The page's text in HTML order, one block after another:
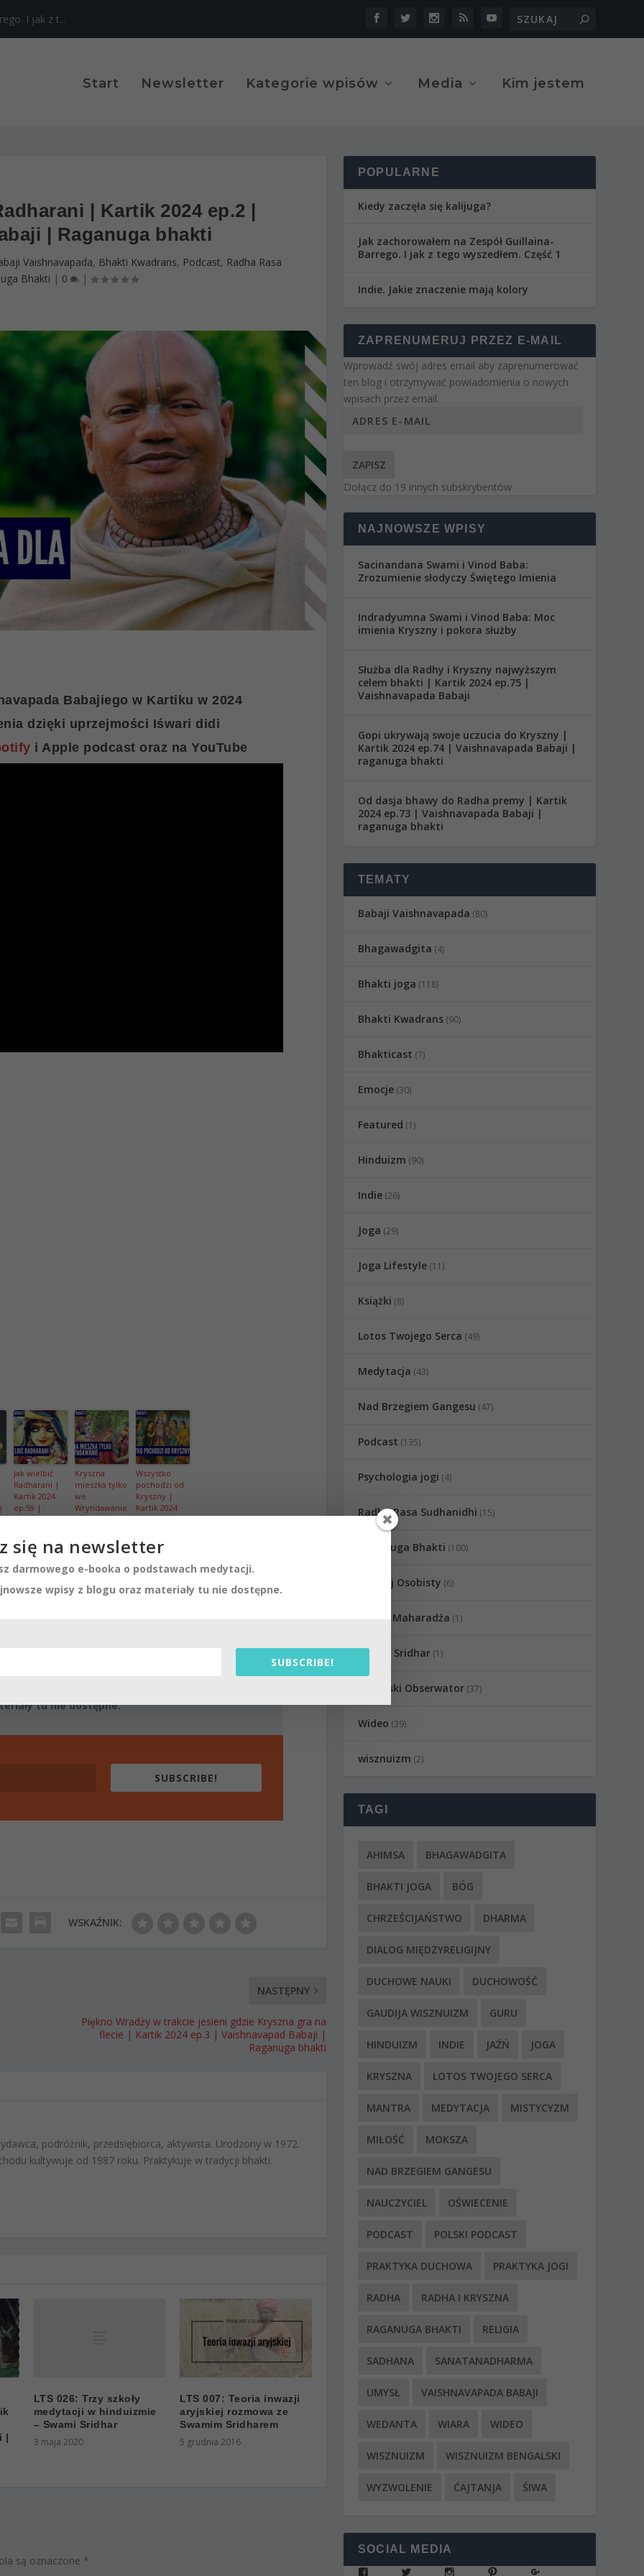
I jak z t...
Start Newsletter Kategorie wpisów Media Kim jestem
| Kartik 2024 ep.2 |
| Raganuga bhakti
Vaishnavapada, Bhakti Kwadrans, Podcast, Radha Rasa
Bhakti | 0 |
Babajiego w Kartiku w 2024
dzięki uprzejmości Iśwari didi
i Apple podcast oraz na YouTube
Jak wielbić
Radharani |
Kartik 2024
ep.59 |
Vaishnavapad
raganuga
bhakti
Kryszna
mieszka tylko
we
Wryndawanie
| Kartik 2024
Vaishnavapad
a Babaji |
raganuga
Wszystko
pochodzi od
Kryszny |
Kartik 2024
ep.50 |
a Babaji |
raganuga
bhakti
medytacji.
tu nie dostępne.
SUBSCRIBE!
WSKAŹNIK:
NASTĘPNY
Piękno Wradży w trakcie jesieni gdzie Kryszna gra na
flecie | Kartik 2024 ep.3 | Vaishnavapad Babaji |
Raganuga bhakti
podróżnik, przedsiębiorca, aktywista. Urodzony w 1972.
kultywuje od 1987 roku. Praktykuje w tradycji bhakti.
|
LTS 026: Trzy szkoły
medytacji w hinduizmie
– Swami Sridhar
3 maja 2020
LTS 007: Teoria inwazji
aryjskiej rozmowa ze
Swamim Sridharem
5 grudnia 2016
są oznaczone *
POPULARNE
Kiedy zaczęła się kalijuga?
Jak zachorowałem na Zespół Guillaina-
Barrego. I jak z tego wyszedłem. Część 1
Indie. Jakie znaczenie mają kolory
ZAPRENUMERUJ PRZEZ E-MAIL
Wprowadź swój adres email aby zaprenumerować
ten blog i otrzymywać powiadomienia o nowych
wpisach przez email.
ZAPISZ
Dołącz do 19 innych subskrybentów
NAJNOWSZE WPISY
Sacinandana Swami i Vinod Baba:
Zrozumienie słodyczy Świętego Imienia
Indradyumna Swami i Vinod Baba: Moc
imienia Kryszny i pokora służby
Służba dla Radhy i Kryszny najwyższym
celem bhakti | Kartik 2024 ep.75 |
Vaishnavapada Babaji
Gopi ukrywają swoje uczucia do Kryszny |
Kartik 2024 ep.74 | Vaishnavapada Babaji |
raganuga bhakti
Od dasja bhawy do Radha premy | Kartik
2024 ep.73 | Vaishnavapada Babaji |
raganuga bhakti
TEMATY
Babaji Vaishnavapada (80)
Bhagawadgita (4)
Bhakti joga (118)
Bhakti Kwadrans(90)
Bhakticast (7)
Emocje(30)
Featured (1)
Hinduizm (90)
Indie(26)
Joga (29)
Joga Lifestyle(11)
Książki (8)
Lotos Twojego Serca (49)
Medytacja (43)
Nad Brzegiem Gangesu (47)
Podcast (135)
Psychologia jogi (4)
Radha Rasa Sudhanidhi (15)
Raganuga Bhakti (100)
Rozwój Osobisty (6)
Sadhu Maharadźa (1)
Swami Sridhar(1)
Wedyjski Obserwator(37)
Wideo (39)
wisznuizm (2)
TAGI
AHIMSA BHAGAWADGITA
BHAKTI JOGA BÓG
CHRZEŚCIJAŃSTWO DHARMA
DIALOG MIĘDZYRELIGIJNY
DUCHOWE NAUKI DUCHOWOŚĆ
GAUDIJA WISZNUIZM GURU
HINDUIZM INDIE JAŹŃ JOGA
KRYSZNA LOTOS TWOJEGO SERCA
MANTRA MEDYTACJA MISTYCYZM
MIŁOŚĆ MOKSZA
NAD BRZEGIEM GANGESU
NAUCZYCIEL OŚWIECENIE
PODCAST POLSKI PODCAST
PRAKTYKA DUCHOWA PRAKTYKA JOGI
RADHA RADHA I KRYSZNA
RAGANUGA BHAKTI RELIGIA
SADHANA SANATANADHARMA
UMYSŁ VAISHNAVAPADA BABAJI
WEDANTA WIARA WIDEO
WISZNUIZM WISZNUIZM BENGALSKI
WYZWOLENIE ĆAJTANJA ŚIWA
SOCIAL MEDIA
się na newsletter
darmowego e-booka o podstawach medytacji.
wpisy z blogu oraz materiały tu nie dostępne.
SUBSCRIBE!